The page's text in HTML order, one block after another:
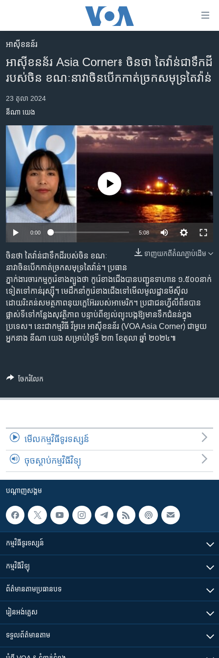
គេហទំព័រ​
ទាក់ទង
រំលង​
និង​
ទៅ​​
ទំព័រ​
ព័ត៌មាន​​
ចូល​
ទៅ​
ទំព័រ​
រចនា
សម្ព័ន្ធ​
រំលង​
និង​
ចូល​
ទៅ​
កាន់​
ទំព័រ​
ស្វែង​
រក
កម្ពុជា
អន្តរជាតិ
ចិន
កម្ពុជាច្នៃប្រតិដ្ឋ
ព្រឹត្តិការណ៍ព័ត៌មាន
ទូរទស្សន៍ / វីដេអូ​
វិទ្យុ / ផតខាសថ៍
កម្មវិធីទាំងអស់
Khmer English
បណ្តាញ​សង្គម
ភាសា
អាស៊ីខនន័រ
អាស៊ីខនន័រ Asia Corner៖ ចិនថា តៃវ៉ាន់​ជា​ទឹកដី​
របស់​ចិន ខណៈ​នាវា​ចិន​បើក​កាត់​ច្រក​សមុទ្រ​តៃវ៉ាន់
23 តុលា 2024
នីណា យេង
No media source currently available
0:00 5:08
ទាញ​យក​ពី​តំណភ្ជាប់​ដើម
ចិនថា តៃវ៉ាន់ជាទឹកដីរបស់ចិន ខណៈ
នាវាចិនបើកកាត់ច្រកសមុទ្រតៃវ៉ាន់។ ប្រធាន
ភ្នាក់ងារចារកម្មកូរ៉េខាងត្បូងថា កូរ៉េខាងជើងបានបញ្ជូនទាហាន ១.៥០០នាក់
ទៀតទៅកាន់រុស្ស៊ី។ មេដឹកនាំកូរ៉េខាងជើងទៅមើលមូលដ្ឋានមីស៊ីល
ដោយរិះគន់សមត្ថភាពនុយក្លេអ៊ែររបស់អាមេរិក។ ប្រជាជនហ្វីលីពីនបាន
ផ្លាស់ទីទៅកន្លែងសុវត្ថិភាព បន្ទាប់ពីខ្យល់ព្យុះបង្កឱ្យមានទឹកជំនន់ក្នុង
ប្រទេស។ នេះជាកម្មវិធី វីអូអេ អាស៊ីខនន័រ (VOA Asia Corner) ជាមួយ
អ្នកនាង នីណា យេង សម្រាប់ថ្ងៃទី ២៣ ខែតុលា ឆ្នាំ ២០២៤៕
ចែករំលែក
មើល​កម្មវិធី​ទូរទស្សន៍
ចុចស្តាប់កម្មវិធីវិទ្យុ
បណ្តាញ​សង្គម
កម្មវិធី​ទូរទស្សន៍
កម្មវិធី​វិទ្យុ
ព័ត៌មាន​តាមប្រធានបទ​
រៀន​​អង់គ្លេស
ទទួល​ព័ត៌មាន​តាម